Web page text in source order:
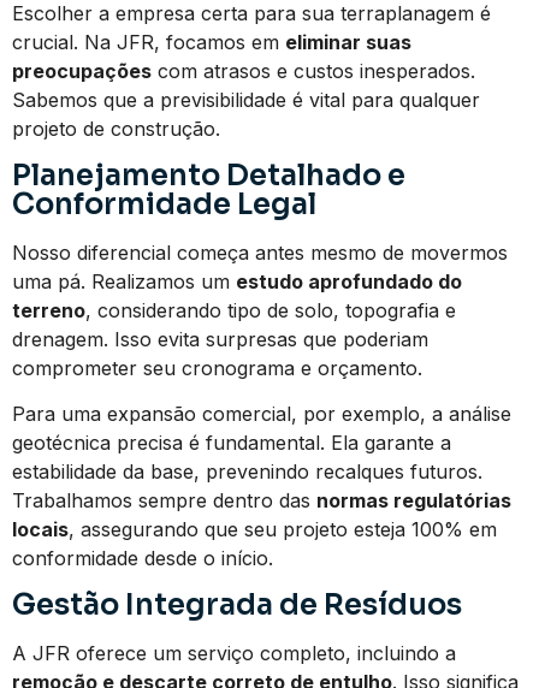
Escolher a empresa certa para sua terraplanagem é
crucial. Na JFR, focamos em eliminar suas
preocupações com atrasos e custos inesperados.
Sabemos que a previsibilidade é vital para qualquer
projeto de construção.
Planejamento Detalhado e
Conformidade Legal
Nosso diferencial começa antes mesmo de movermos
uma pá. Realizamos um estudo aprofundado do
terreno, considerando tipo de solo, topografia e
drenagem. Isso evita surpresas que poderiam
comprometer seu cronograma e orçamento.
Para uma expansão comercial, por exemplo, a análise
geotécnica precisa é fundamental. Ela garante a
estabilidade da base, prevenindo recalques futuros.
Trabalhamos sempre dentro das normas regulatórias
locais, assegurando que seu projeto esteja 100% em
conformidade desde o início.
Gestão Integrada de Resíduos
A JFR oferece um serviço completo, incluindo a
remoção e descarte correto de entulho. Isso significa